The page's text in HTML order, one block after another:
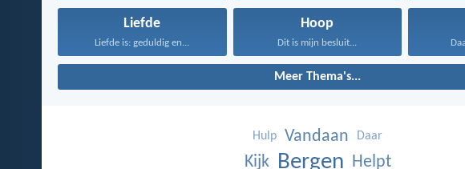
Liefde
Liefde is: geduldig en...
Hoop
Dit is mijn besluit...
Meer Thema's...
Hulp Vandaan Daar
Kijk Bergen Helpt